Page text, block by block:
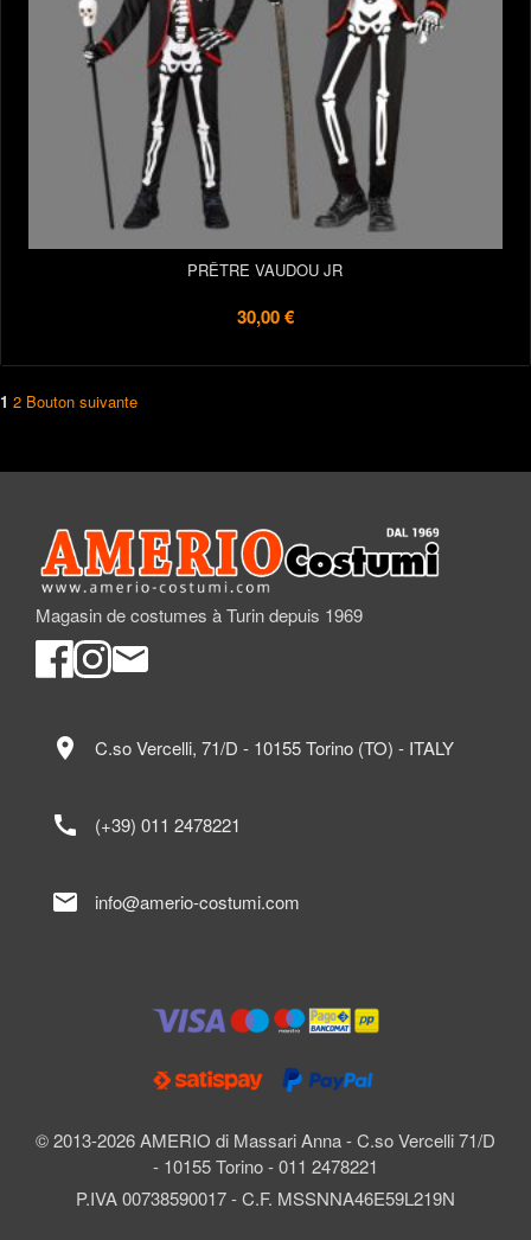
PRÊTRE VAUDOU JR
30,00 €
1 2 Bouton suivante
Magasin de costumes à Turin depuis 1969
© 2013-2026 AMERIO di Massari Anna - C.so Vercelli 71/D
- 10155 Torino - 011 2478221
P.IVA 00738590017 - C.F. MSSNNA46E59L219N
location_on C.so Vercelli, 71/D - 10155 Torino (TO) - ITALY
call (+39) 011 2478221
mail info@amerio-costumi.com